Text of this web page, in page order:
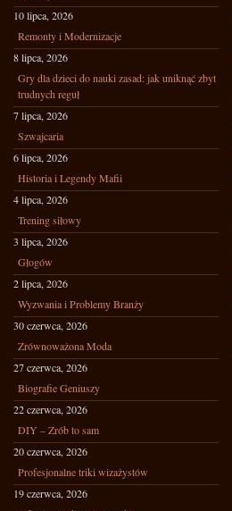
10 lipca, 2026
Remonty i Modernizacje
8 lipca, 2026
Gry dla dzieci do nauki zasad: jak uniknąć zbyt
trudnych reguł
7 lipca, 2026
Szwajcaria
6 lipca, 2026
Historia i Legendy Mafii
4 lipca, 2026
Trening siłowy
3 lipca, 2026
Głogów
2 lipca, 2026
Wyzwania i Problemy Branży
30 czerwca, 2026
Zrównoważona Moda
27 czerwca, 2026
Biografie Geniuszy
22 czerwca, 2026
DIY – Zrób to sam
20 czerwca, 2026
Profesjonalne triki wizażystów
19 czerwca, 2026